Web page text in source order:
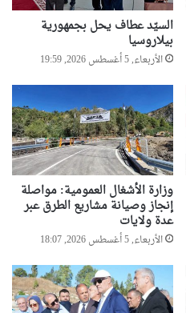
السيّد عطاف يحل بجمهورية
بيلاروسيا
الأربعاء, 5 أغسطس 2026, 19:59
وزارة الأشغال العمومية: مواصلة
إنجاز وصيانة مشاريع الطرق عبر
عدة ولايات
الأربعاء, 5 أغسطس 2026, 18:07